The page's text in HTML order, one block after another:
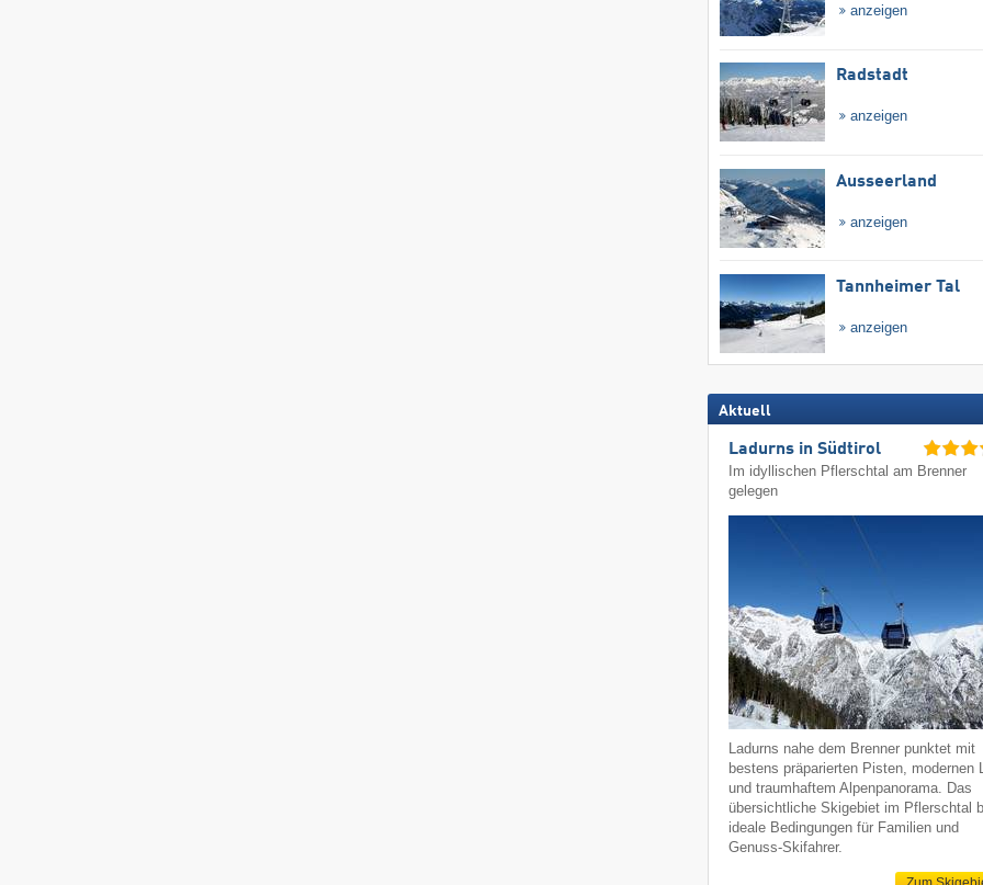
anzeigen
Radstadt
anzeigen
Ausseerland
anzeigen
Tannheimer Tal
anzeigen
Aktuell
Ladurns in Südtirol
Im idyllischen Pflerschtal am Brenner
gelegen
Ladurns nahe dem Brenner punktet mit
bestens präparierten Pisten, modernen
und traumhaftem Alpenpanorama. Das
übersichtliche Skigebiet im Pflerschtal
ideale Bedingungen für Familien und
Genuss-Skifahrer.